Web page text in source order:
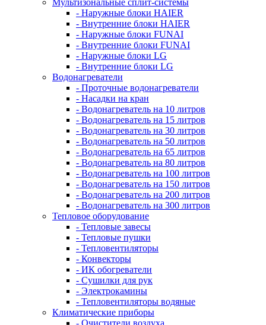
Мультизональные сплит-системы
- Наружные блоки HAIER
- Внутренние блоки HAIER
- Hаружные блоки FUNAI
- Внутренние блоки FUNAI
- Наружные блоки LG
- Внутренние блоки LG
Водонагреватели
- Проточные водонагреватели
- Наcадки на кран
- Водонагреватель на 10 литров
- Водонагреватель на 15 литров
- Водонагреватель на 30 литров
- Водонагреватель на 50 литров
- Водонагреватель на 65 литров
- Водонагреватель на 80 литров
- Водонагреватель на 100 литров
- Водонагреватель на 150 литров
- Водонагреватель на 200 литров
- Водонагреватель на 300 литров
Тепловое оборудование
- Тепловые завесы
- Тепловые пушки
- Тепловентиляторы
- Конвекторы
- ИК обогреватели
- Сушилки для рук
- Электрокамины
- Тепловентиляторы водяные
Климатические приборы
- Очистители воздуха